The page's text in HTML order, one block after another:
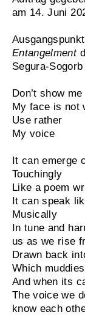
am 14. Juni
Entangelment
Segura-
Don’t show me
My face is not
Use rather
My voice
It can emerge
Touchingly
Like a poem
It can speak
Musically
In tune and
us as we rise
Drawn back
Which
And when its
The voice we
know each